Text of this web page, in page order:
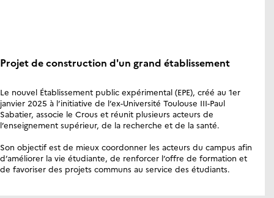
Projet de construction d'un grand établissement
Le nouvel Établissement public expérimental (EPE), créé au 1er
janvier 2025 à l’initiative de l’ex-Université Toulouse III-Paul
Sabatier, associe le Crous et réunit plusieurs acteurs de
l’enseignement supérieur, de la recherche et de la santé.
Son objectif est de mieux coordonner les acteurs du campus afin
d’améliorer la vie étudiante, de renforcer l’offre de formation et
de favoriser des projets communs au service des étudiants.